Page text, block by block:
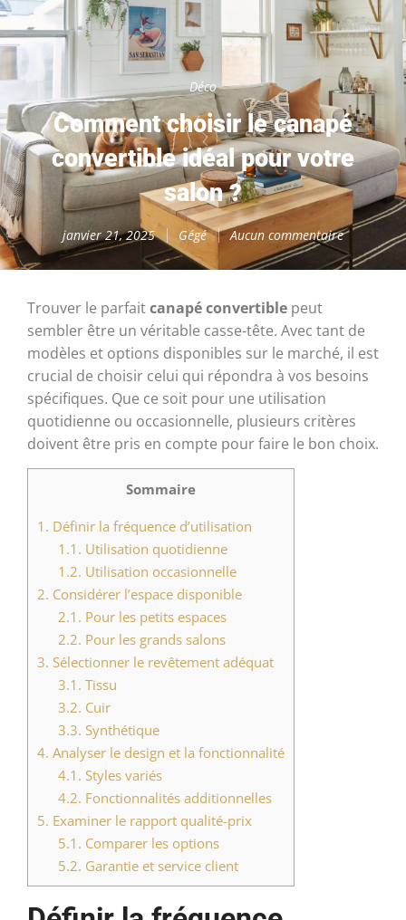
Déco
Comment choisir le canapé
convertible idéal pour votre
salon ?
janvier 21, 2025 Gégé Aucun commentaire
Trouver le parfaitcanapé convertible peut
sembler être un véritable casse-tête. Avec tant de
modèles et options disponibles sur le marché, il est
crucial de choisir celui qui répondra à vos besoins
spécifiques. Que ce soit pour une utilisation
quotidienne ou occasionnelle, plusieurs critères
doivent être pris en compte pour faire le bon choix.
Sommaire
1. Définir la fréquence d’utilisation
1.1. Utilisation quotidienne
1.2. Utilisation occasionnelle
2. Considérer l’espace disponible
2.1. Pour les petits espaces
2.2. Pour les grands salons
3. Sélectionner le revêtement adéquat
3.1. Tissu
3.2. Cuir
3.3. Synthétique
4. Analyser le design et la fonctionnalité
4.1. Styles variés
4.2. Fonctionnalités additionnelles
5. Examiner le rapport qualité-prix
5.1. Comparer les options
5.2. Garantie et service client